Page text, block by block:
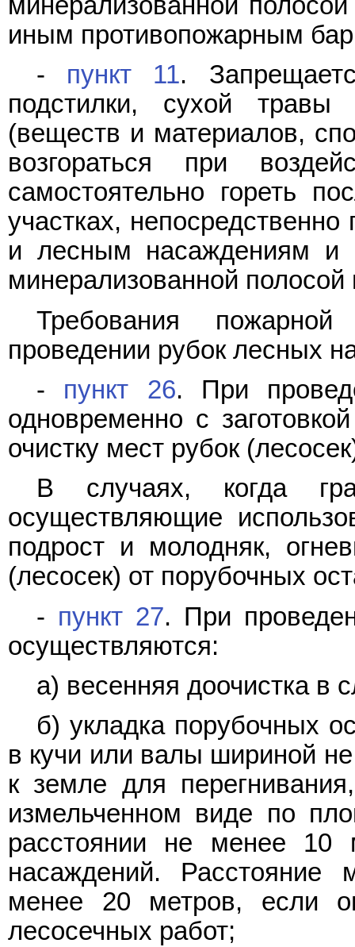
иным противопожарным
- пункт 11.
подстилки, сухой
(веществ и материалов,
возгораться при
самостоятельно гореть
участках,
и лесным насаждениям и
минерализованной
Требования
проведении рубок лесных
- пункт 26. При
одновременно с
очистку мест рубок
В случаях, когда
осуществляющие
подрост и молодняк,
(лесосек) от порубочных
- пункт 27. При
осуществляются:
а) весенняя доочистка в
б) укладка порубочных
в кучи или валы шириной
к земле для
измельченном виде по
расстоянии не менее 10
насаждений.
менее 20 метров, если
лесосечных работ;